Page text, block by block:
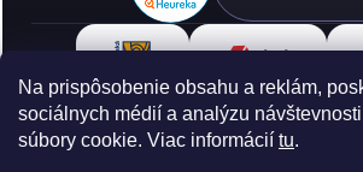
Na prispôsobenie obsahu a reklám,
sociálnych médií a analýzu
súbory cookie. Viac informácií tu.